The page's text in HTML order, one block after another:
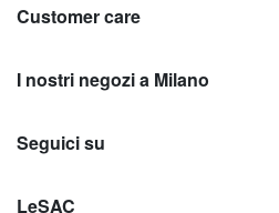
Customer care
I nostri negozi a Milano
Seguici su
LeSAC